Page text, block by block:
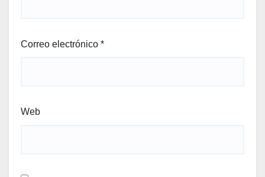
Correo electrónico *
Web